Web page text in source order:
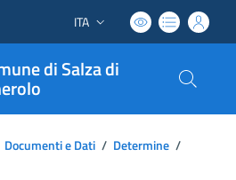
Lingua attiva:
ITA
di Salza di
Documenti e Dati / Determine /